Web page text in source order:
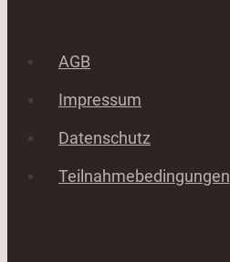
AGB
Impressum
Datenschutz
Teilnahmebedingungen